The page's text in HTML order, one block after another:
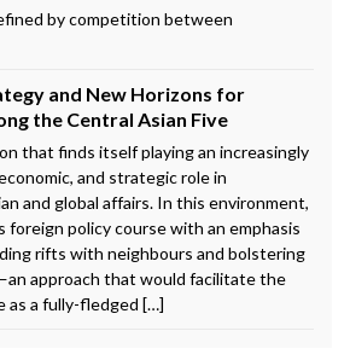
by competition between
and New Horizons for
the Central Asian Five
that finds itself playing an increasingly
and strategic role in
and global affairs. In this environment,
foreign policy course with an emphasis
rifts with neighbours and bolstering
approach that would facilitate the
as a fully-fledged […]